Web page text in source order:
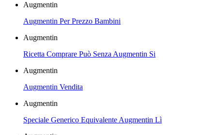
Augmentin
Augmentin Per Prezzo Bambini
Augmentin
Ricetta Comprare Può Senza Augmentin Si
Augmentin
Augmentin Vendita
Augmentin
Speciale Generico Equivalente Augmentin Lì